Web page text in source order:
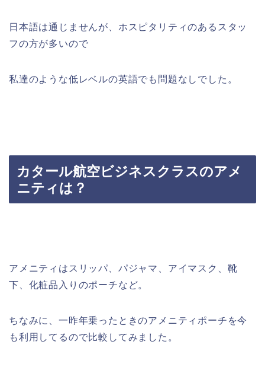
日本語は通じませんが、ホスピタリティのあるスタッ
フの方が多いので
私達のような低レベルの英語でも問題なしでした。
カタール航空ビジネスクラスのアメ
ニティは？
アメニティはスリッパ、パジャマ、アイマスク、靴
下、化粧品入りのポーチなど。
ちなみに、一昨年乗ったときのアメニティポーチを今
も利用してるので比較してみました。